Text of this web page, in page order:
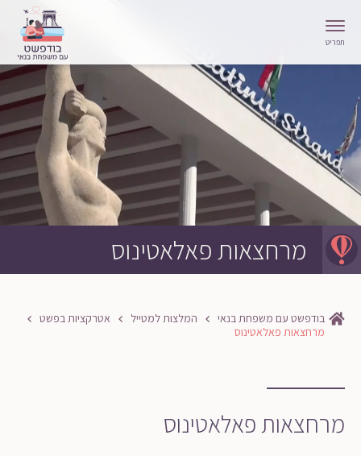
תפריט
מרחצאות פאלאטינוס
בודפשט עם משפחת בנאי המלצות למטייל
אטרקציות בפשט
מרחצאות פאלאטינוס
מרחצאות פאלאטינוס